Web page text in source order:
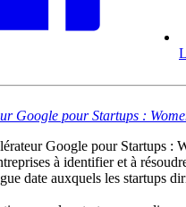
Google pour Startups :
Google pour Startups :
à identifier et à
date auxquels les startups